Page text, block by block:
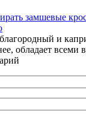
замшевые
и
обладает